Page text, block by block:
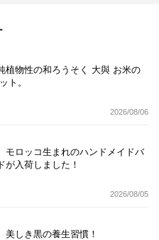
植物性の和ろうそく 大與 お米の
ット。
2026/08/06
モロッコ生まれのハンドメイドバ
が入荷しました！
2026/08/05
美しき黒の養生習慣！